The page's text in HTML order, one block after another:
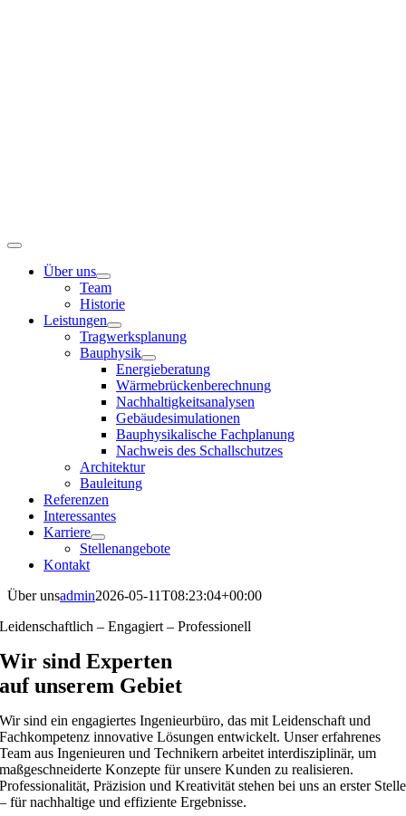
Toggle
NavigationÜber uns
Team
Historie
Leistungen
Tragwerksplanung
Bauphysik
Energieberatung
Wärmebrückenberechnung
Nachhaltigkeitsanalysen
Gebäudesimulationen
Bauphysikalische Fachplanung
Nachweis des Schallschutzes
Architektur
Bauleitung
Referenzen
Interessantes
Karriere
Stellenangebote
Kontakt
Über unsadmin2026-05-11T08:23:04+00:00
Leidenschaftlich – Engagiert – Professionell
Wir sind Experten
auf unserem Gebiet
Wir sind ein engagiertes Ingenieurbüro, das mit Leidenschaft und
Fachkompetenz innovative Lösungen entwickelt. Unser erfahrenes
Team aus Ingenieuren und Technikern arbeitet interdisziplinär, um
maßgeschneiderte Konzepte für unsere Kunden zu realisieren.
Professionalität, Präzision und Kreativität stehen bei uns an erster Stelle
– für nachhaltige und effiziente Ergebnisse.